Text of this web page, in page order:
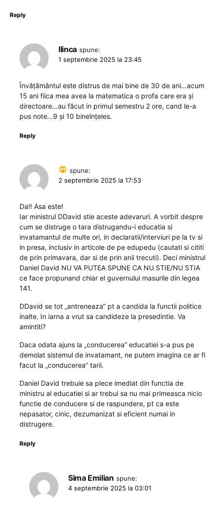
Reply
Ilinca spune:
1 septembrie 2025 la 23:45
Învățământul este distrus de mai bine de 30 de ani…acum
15 ani fiica mea avea la matematica o profa care era și
directoare…au făcut in primul semestru 2 ore, cand le-a
pus note…9 și 10 bineînțeles.
Reply
spune:
2 septembrie 2025 la 17:53
Da!! Asa este!
Iar ministrul DDavid stie aceste adevaruri. A vorbit despre
cum se distruge o tara distrugandu-i educatia si
invatamantul de multe ori, in declaratii/interviuri pe la tv si
in presa, inclusiv in articole de pe edupedu (cautati si cititi
de prin primavara, dar si de prin anii trecuti). Deci ministrul
Daniel David NU VA PUTEA SPUNE CA NU STIE/NU STIA
ce face propunand chiar el guvernului masurile din legea
141.
DDavid se tot „antreneaza” pt a candida la functii politice
inalte. In iarna a vrut sa candideze la presedintie. Va
amintiti?
Daca odata ajuns la „conducerea” educatiei s-a pus pe
demolat sistemul de invatamant, ne putem imagina ce ar fi
facut la „conducerea” tarii.
Daniel David trebuie sa plece imediat din functia de
ministru al educatiei si ar trebui sa nu mai primeasca nicio
functie de conducere si de raspundere, pt ca este
nepasator, cinic, dezumanizat si eficient numai in
distrugere.
Reply
Sima Emilian spune:
4 septembrie 2025 la 03:01